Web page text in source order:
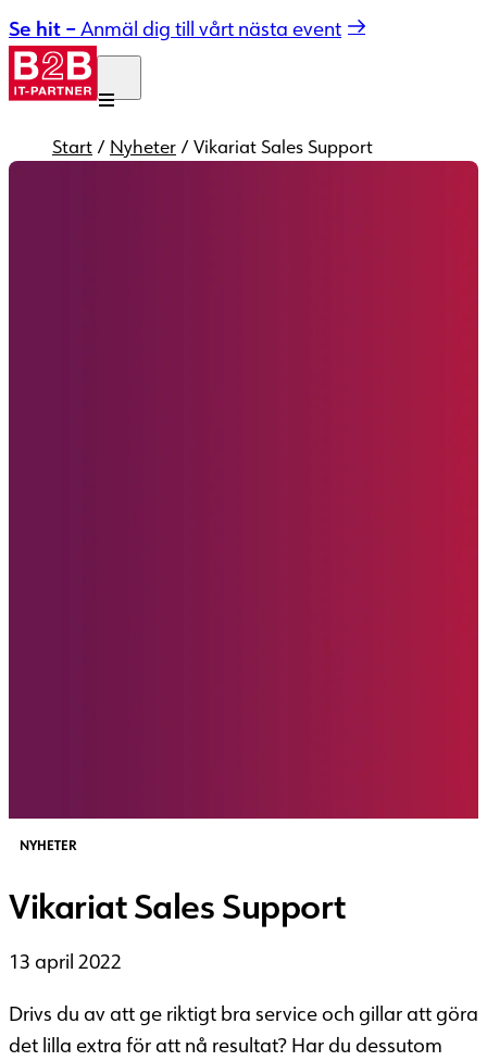
Se hit –Anmäl dig till vårt nästa event
Start / Nyheter /Vikariat Sales Support
NYHETER
Vikariat Sales Support
13 april 2022
Drivs du av att ge riktigt bra service och gillar att göra
det lilla extra för att nå resultat? Har du dessutom